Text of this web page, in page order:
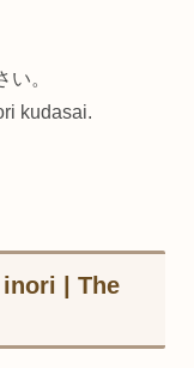
い。
kudasai.
| The